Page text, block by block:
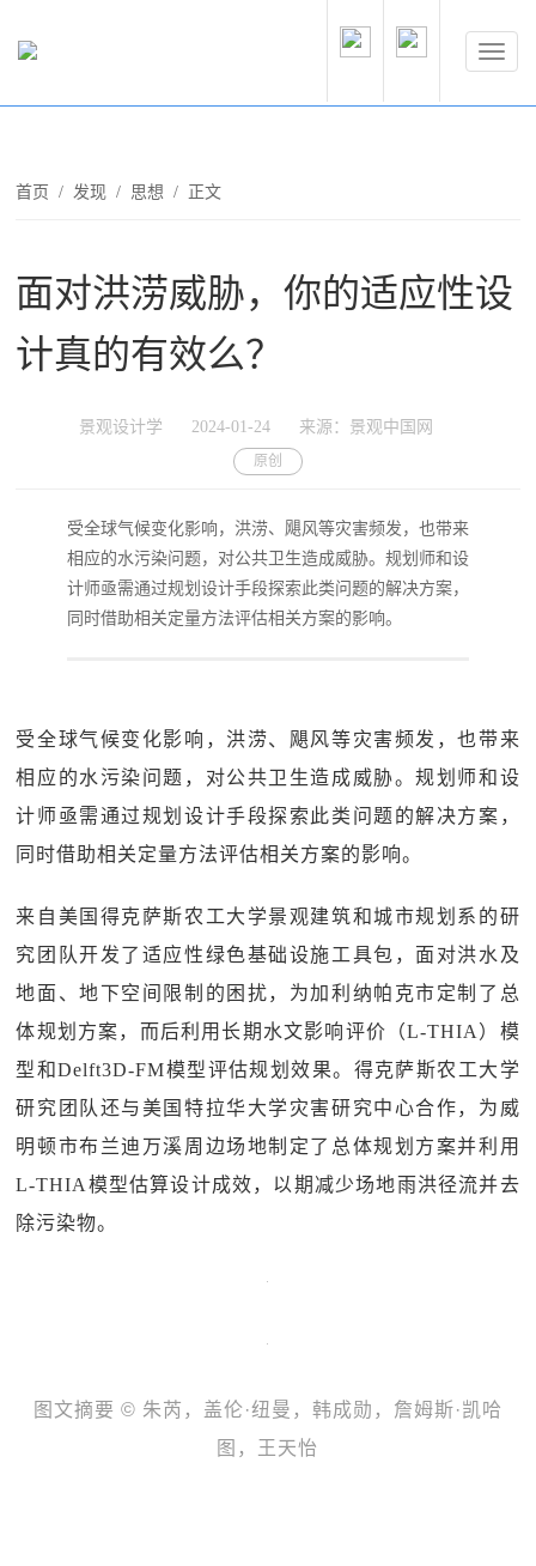
首页 /发现 / 思想 / 正文
面对洪涝威胁，你的适应性设
计真的有效么？
景观设计学 2024-01-24 来源：景观中国网
原创
受全球气候变化影响，洪涝、飓风等灾害频发，也带来
相应的水污染问题，对公共卫生造成威胁。规划师和设
计师亟需通过规划设计手段探索此类问题的解决方案，
同时借助相关定量方法评估相关方案的影响。
受全球气候变化影响，洪涝、飓风等灾害频发，也带来
相应的水污染问题，对公共卫生造成威胁。规划师和设
计师亟需通过规划设计手段探索此类问题的解决方案，
同时借助相关定量方法评估相关方案的影响。
来自美国得克萨斯农工大学景观建筑和城市规划系的研
究团队开发了适应性绿色基础设施工具包，面对洪水及
地面、地下空间限制的困扰，为加利纳帕克市定制了总
体规划方案，而后利用长期水文影响评价（L-THIA）模
型和Delft3D-FM模型评估规划效果。得克萨斯农工大学
研究团队还与美国特拉华大学灾害研究中心合作，为威
明顿市布兰迪万溪周边场地制定了总体规划方案并利用
L-THIA模型估算设计成效，以期减少场地雨洪径流并去
除污染物。
图文摘要 © 朱芮，盖伦·纽曼，韩成勋，詹姆斯·凯哈
图，王天怡